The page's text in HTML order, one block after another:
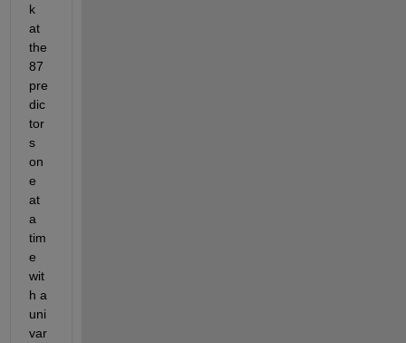
k
at
the
87
pre
dic
tor
s
on
e
at
a
tim
e
wit
h a
uni
var